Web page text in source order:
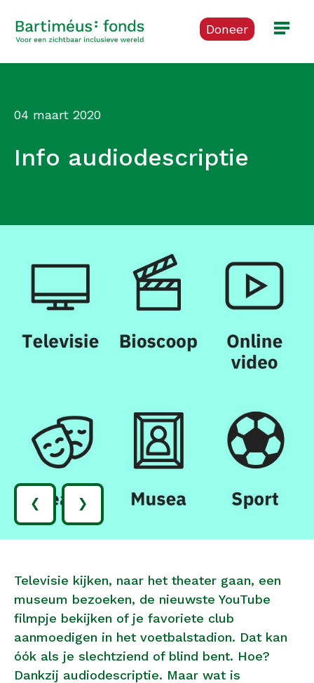
Doneer
Info audiodescriptie
04 maart 2020
‹ ›
Televisie kijken, naar het theater gaan, een
museum bezoeken, de nieuwste YouTube
filmpje bekijken of je favoriete club
aanmoedigen in het voetbalstadion. Dat kan
óók als je slechtziend of blind bent. Hoe?
Dankzij audiodescriptie. Maar wat is